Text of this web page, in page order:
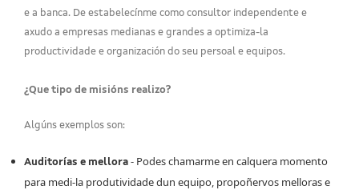
e a banca. De estabelecínme como consultor independente e
axudo a empresas medianas e grandes a optimiza-la
productividade e organización do seu persoal e equipos.
¿Que tipo de misións realizo?
Algúns exemplos son:
Auditorías e mellora - Podes chamarme en calquera momento
para medi-la produtividade dun equipo, propoñervos melloras e